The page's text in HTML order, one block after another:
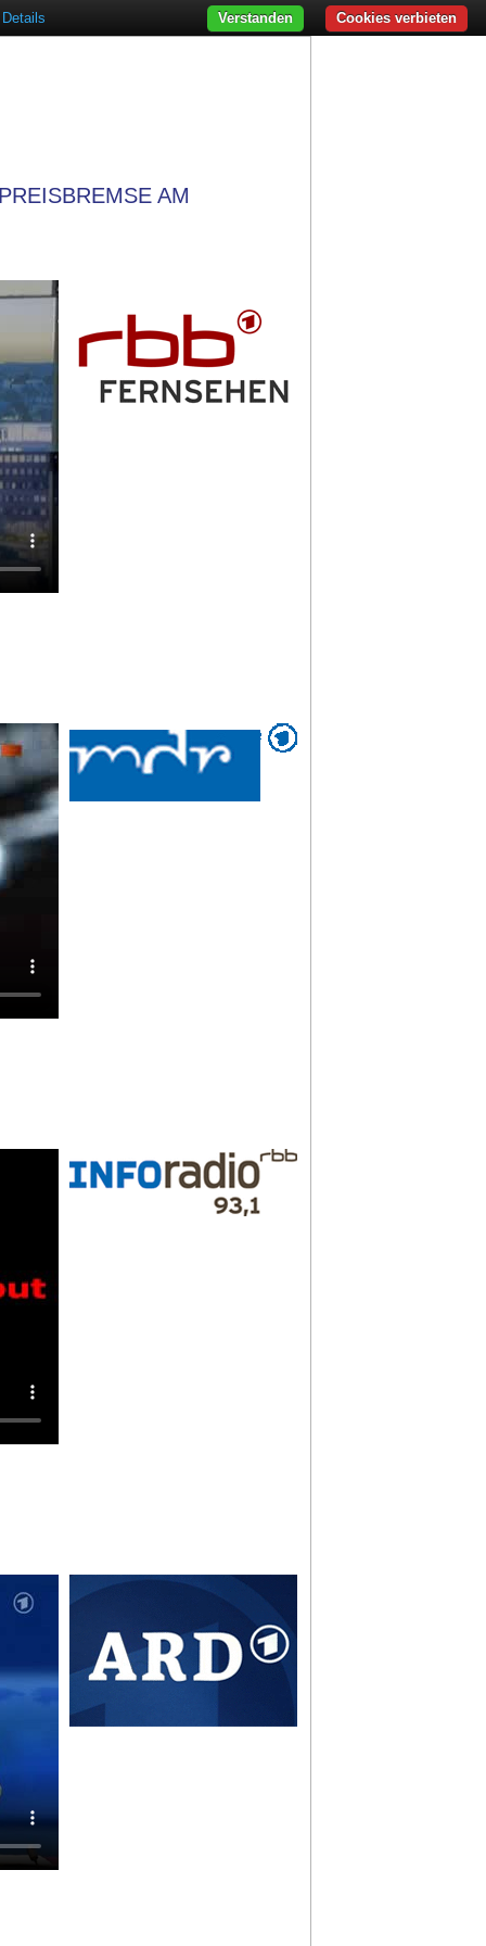
AM
Details Cookies verbieten
Verstanden